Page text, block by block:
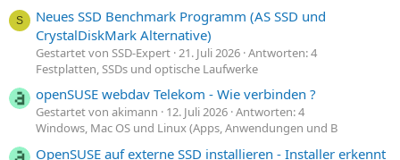
S
Neues SSD Benchmark Programm (AS SSD und
CrystalDiskMark Alternative)
Gestartet von SSD-Expert 21. Juli 2026 Antworten: 4
Festplatten, SSDs und optische Laufwerke
openSUSE webdav Telekom - Wie verbinden ?
Gestartet von akimann 12. Juli 2026 Antworten: 4
Windows, Mac OS und Linux (Apps, Anwendungen und B
OpenSUSE auf externe SSD installieren - Installer erkennt